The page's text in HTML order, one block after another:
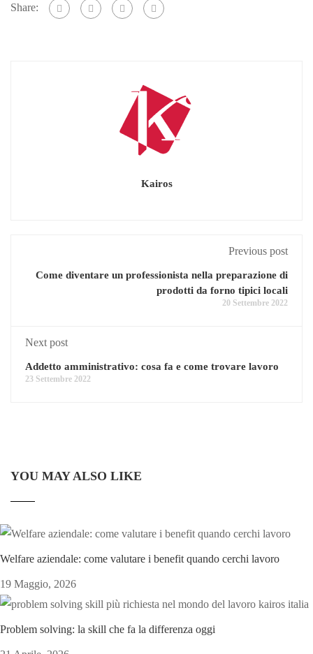
Share:
Kairos
Previous post
Come diventare un professionista nella preparazione di
prodotti da forno tipici locali
20 Settembre 2022
Next post
Addetto amministrativo: cosa fa e come trovare lavoro
23 Settembre 2022
YOU MAY ALSO LIKE
Welfare aziendale: come valutare i benefit quando cerchi lavoro
19 Maggio, 2026
Problem solving: la skill che fa la differenza oggi